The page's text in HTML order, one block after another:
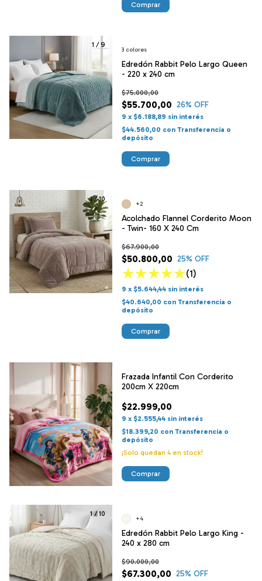
Comprar
1 /9
Edredón Rabbit Pelo Largo Queen
- 220 x 240 cm
$55.700,00
$75.000,00
26% OFF
9 x $6.188,89 sin interés
$44.560,00 con Transferencia o
depósito
3 colores
Comprar
1/10
Acolchado Flannel Corderito Moon
- Twin- 160 X 240 Cm
$50.800,00
$67.900,00
25% OFF
(1)
9 x $5.644,44 sin interés
$40.640,00 con Transferencia o
depósito
+2
Comprar
Frazada Infantil Con Corderito
200cm X 220cm
$22.999,00
9 x $2.555,44 sin interés
$18.399,20 con Transferencia o
depósito
¡Solo quedan 4en stock!
1/10
Edredón Rabbit Pelo Largo King -
240 x 280 cm
$67.300,00
$90.000,00
25% OFF
+4